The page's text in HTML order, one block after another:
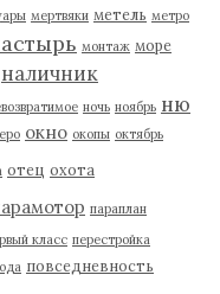
мертвяки метель метро
монтаж море
наличник
ночь ноябрь ню
окно окопы октябрь
отец охота
параплан
класс перестройка
повседневность